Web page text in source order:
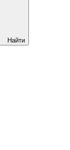
Найти